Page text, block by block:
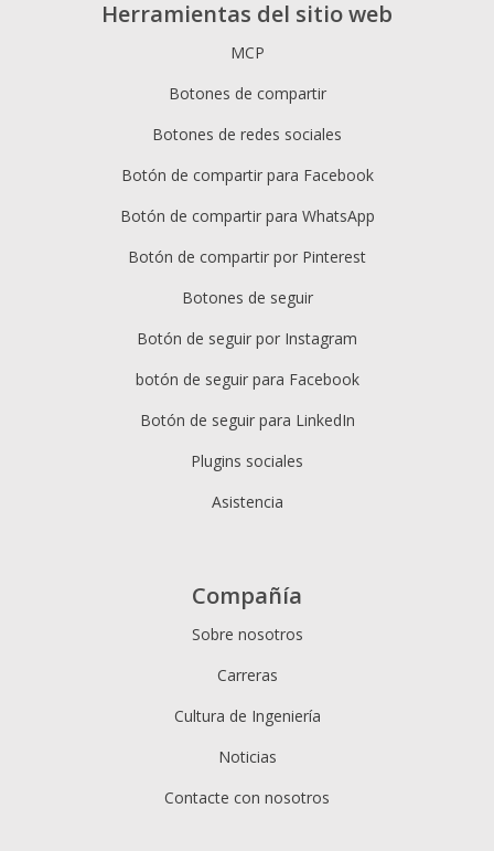
Herramientas del sitio web
MCP
Botones de compartir
Botones de redes sociales
Botón de compartir para Facebook
Botón de compartir para WhatsApp
Botón de compartir por Pinterest
Botones de seguir
Botón de seguir por Instagram
botón de seguir para Facebook
Botón de seguir para LinkedIn
Plugins sociales
Asistencia
Compañía
Sobre nosotros
Carreras
Cultura de Ingeniería
Noticias
Contacte con nosotros